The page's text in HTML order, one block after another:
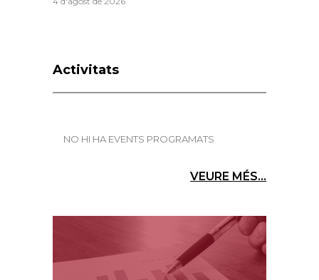
Activitats
NO HI HA EVENTS PROGRAMATS
VEURE MÉS...